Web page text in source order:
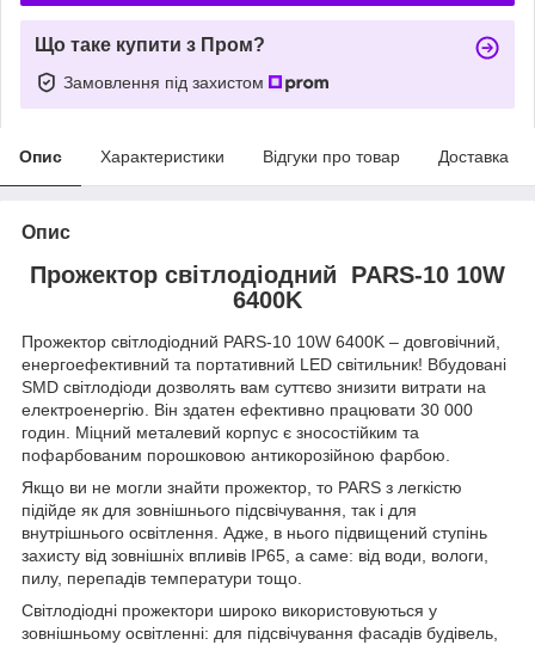
Що таке купити з Пром?
Замовлення під захистом
Опис Характеристики Відгуки про товар Доставка
Опис
Прожектор світлодіодний PARS-10 10W
6400K
Прожектор світлодіодний PARS-10 10W 6400K – довговічний,
енергоефективний та портативний LED світильник! Вбудовані
SMD світлодіоди дозволять вам суттєво знизити витрати на
електроенергію. Він здатен ефективно працювати 30 000
годин. Міцний металевий корпус є зносостійким та
пофарбованим порошковою антикорозійною фарбою.
Якщо ви не могли знайти прожектор, то PARS з легкістю
підійде як для зовнішнього підсвічування, так і для
внутрішнього освітлення. Адже, в нього підвищений ступінь
захисту від зовнішніх впливів IP65, а саме: від води, вологи,
пилу, перепадів температури тощо.
Світлодіодні прожектори широко використовуються у
зовнішньому освітленні: для підсвічування фасадів будівель,